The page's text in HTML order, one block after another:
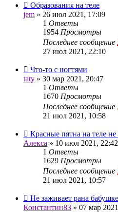
Образования на теле
jem » 26 июл 2021, 17:09
1 Ответы
1954 Просмотры
Последнее сообщение
27 июл 2021, 22:10
Что-то с ногтями
taty » 30 мар 2021, 20:47
1 Ответы
1670 Просмотры
Последнее сообщение
21 июл 2021, 10:58
Красные пятна на теле не
Алекса » 10 июл 2021, 22:42
1 Ответы
1629 Просмотры
Последнее сообщение
21 июл 2021, 10:57
Не заживает рана
Константин83 » 07 мар